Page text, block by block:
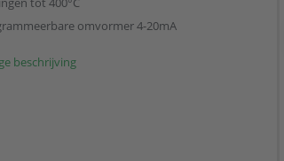
omvormer 4-20mA
beschrijving